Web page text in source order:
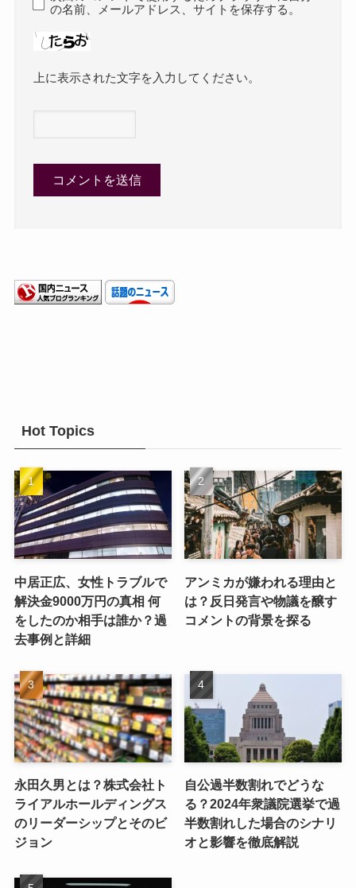
の名前、メールアドレス、サイトを保存する。
上に表示された文字を入力してください。
Hot Topics
中居正広、女性トラブルで
解決金9000万円の真相 何
をしたのか相手は誰か？過
去事例と詳細
アンミカが嫌われる理由と
は？反日発言や物議を醸す
コメントの背景を探る
永田久男とは？株式会社ト
ライアルホールディングス
のリーダーシップとそのビ
ジョン
自公過半数割れでどうな
る？2024年衆議院選挙で過
半数割れした場合のシナリ
オと影響を徹底解説